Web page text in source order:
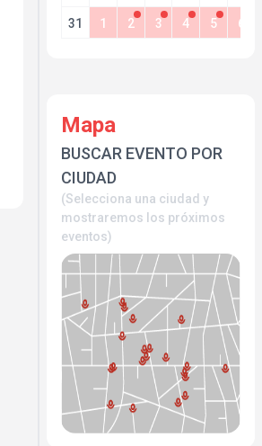
31 1 2 3 4 5 6
Mapa
BUSCAR EVENTO POR
CIUDAD
(Selecciona una ciudad y
mostraremos los próximos
eventos)